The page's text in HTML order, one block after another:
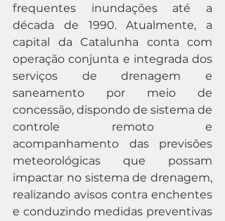
frequentes inundações até a
década de 1990. Atualmente, a
capital da Catalunha conta com
operação conjunta e integrada dos
serviços de drenagem e
saneamento por meio de
concessão, dispondo de sistema de
controle remoto e
acompanhamento das previsões
meteorológicas que possam
impactar no sistema de drenagem,
realizando avisos contra enchentes
e conduzindo medidas preventivas